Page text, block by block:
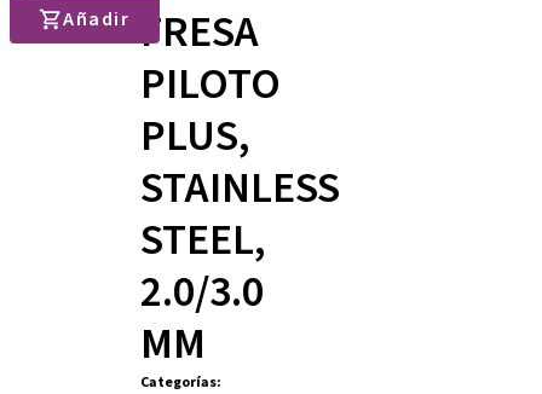
Añadir FRESA
PILOTO
PLUS,
STAINLESS
STEEL,
2.0/3.0
MM
Categorías: